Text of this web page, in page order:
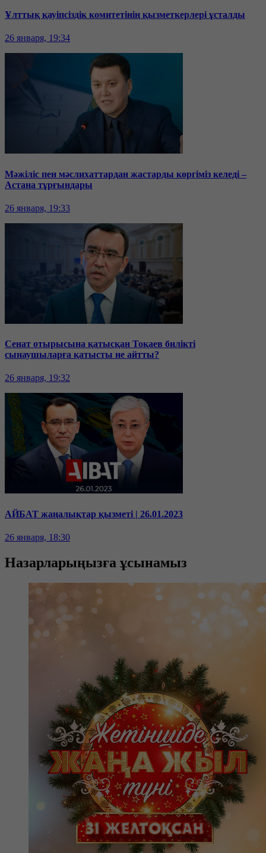
Ұлттық қауіпсіздік комитетінің қызметкерлері ұсталды
26 января, 19:34
Мәжіліс пен мәслихаттардан жастарды көргіміз келеді –
Астана тұрғындары
26 января, 19:33
Сенат отырысына қатысқан Тоқаев билікті
сынаушыларға қатысты не айтты?
26 января, 19:32
АЙБАТ жаңалықтар қызметі | 26.01.2023
26 января, 18:30
Назарларыңызға ұсынамыз